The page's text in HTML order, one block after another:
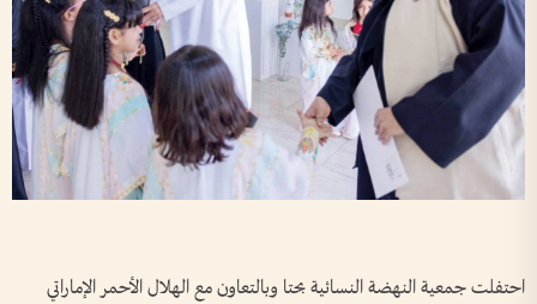
احتفلت جمعية النهضة النسائية بحتا وبالتعاون مع الهلال الأحمر الإماراتي